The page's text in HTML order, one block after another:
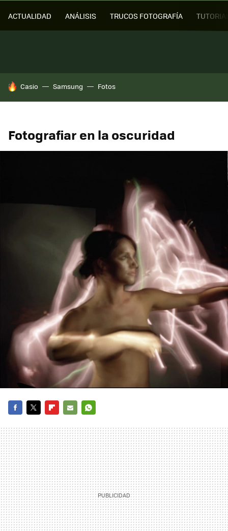
ACTUALIDAD ANÁLISIS TRUCOS FOTOGRAFÍA
HOY SE HABLA DE
Casio Samsung Fotos
Fotografiar en la oscuridad
MAIL